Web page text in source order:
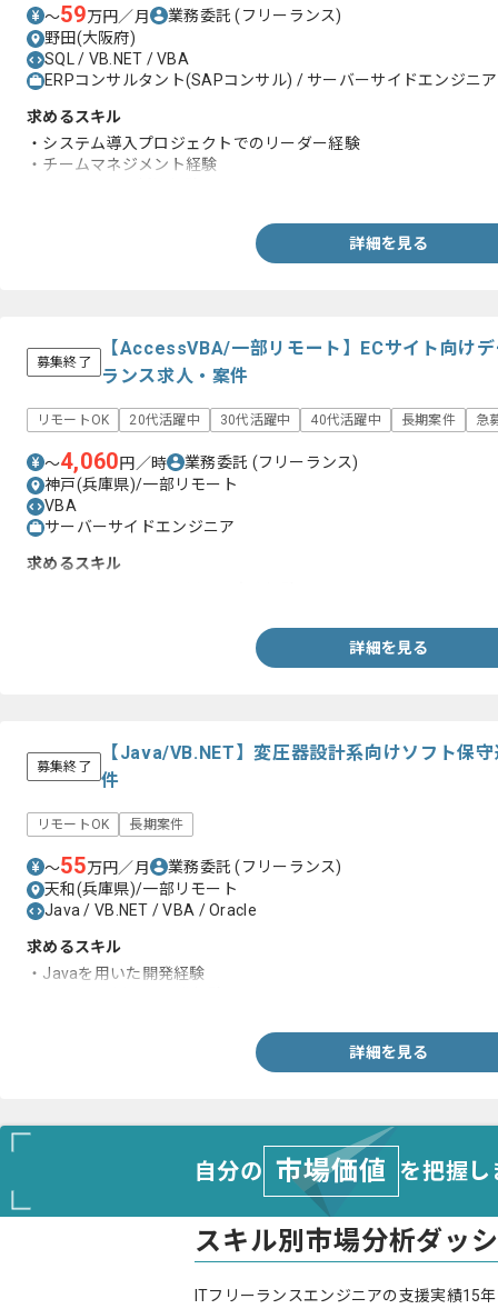
〜59万円／月 業務委託(フリーランス)
野田(大阪府)
SQL / VB.NET / VBA
ERPコンサルタント(SAPコンサル) / サーバーサイドエンジニア
求めるスキル
・システム導入プロジェクトでのリーダー経験
・チームマネジメント経験
詳細を見る
募集終了
【AccessVBA/一部リモート】ECサイト向け
ランス求人・案件
リモートOK 20代活躍中 30代活躍中 40代活躍中 長期案件 急
〜4,060円／時 業務委託 (フリーランス)
神戸(兵庫県)/一部リモート
VBA
サーバーサイドエンジニア
求めるスキル
詳細を見る
募集終了
【Java/VB.NET】変圧器設計系向けソフト保
件
リモートOK 長期案件
〜55万円／月 業務委託(フリーランス)
天和(兵庫県)/一部リモート
Java / VB.NET / VBA / Oracle
求めるスキル
・Javaを用いた開発経験
詳細を見る
自分の 市場価値 を把握
スキル別市場分析ダッ
ITフリーランスエンジニアの支援実績15